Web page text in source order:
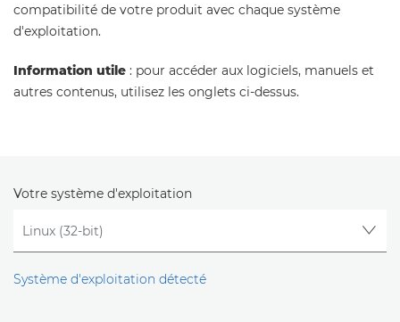
compatibilité de votre produit avec chaque système
d'exploitation.
Information utile : pour accéder aux logiciels, manuels et
autres contenus, utilisez les onglets ci-dessus.
Votre système d'exploitation
Système d'exploitation détecté